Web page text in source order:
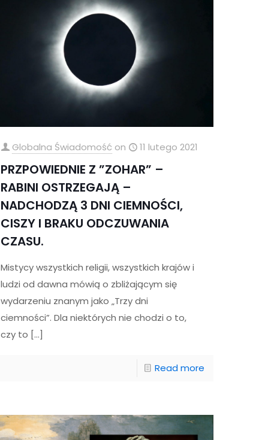
Globalna Świadomość on 11 lutego 2021
PRZPOWIEDNIE Z ”ZOHAR” –
RABINI OSTRZEGAJĄ –
NADCHODZĄ 3 DNI CIEMNOŚCI,
CISZY I BRAKU ODCZUWANIA
CZASU.
Mistycy wszystkich religii, wszystkich krajów i
ludzi od dawna mówią o zbliżającym się
wydarzeniu znanym jako „Trzy dni
ciemności”. Dla niektórych nie chodzi o to,
czy to […]
Read more